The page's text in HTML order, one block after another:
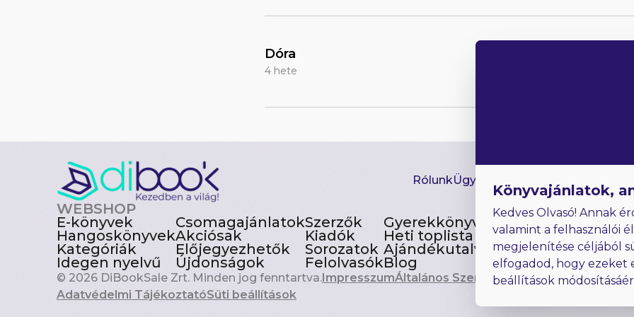
Dóra
4 hete
RólunkÜgyfélszolgálat
WEBSHOP
E-könyvek
Hangoskönyvek
Kategóriák
Idegen nyelvű
Csomagajánlatok
Akciósak
Előjegyezhetők
Újdonságok
Szerzők
Kiadók
Sorozatok
Felolvasók
Gyerekkönyvek
Heti toplista
Ajándékutalvány
Blog
© 2026 DiBookSale Zrt. Minden jog fenntartva. ImpresszumÁltalános Szerződési Feltételek
Adatvédelmi TájékoztatóSüti beállítások
Könyvajánlatok,
Kedves Olvasó! Annak
valamint a felhasználói
megjelenítése céljából
elfogadod, hogy ezeket
beállítások